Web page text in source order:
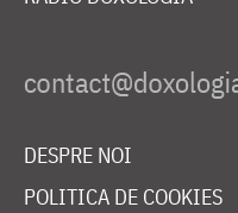
DESPRE NOI
POLITICA DE COOKIES